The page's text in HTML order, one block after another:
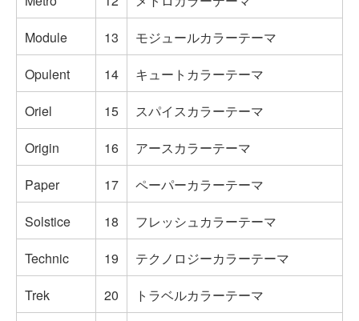
Module
13
モジュールカラーテーマ
Opulent
14
キュートカラーテーマ
Oriel
15
スパイスカラーテーマ
Origin
16
アースカラーテーマ
Paper
17
ペーパーカラーテーマ
Solstice
18
フレッシュカラーテーマ
Technic
19
テクノロジーカラーテーマ
Trek
20
トラベルカラーテーマ